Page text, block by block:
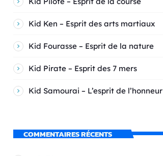
Kid Ken – Esprit des arts martiaux
Kid Fourasse – Esprit de la nature
Kid Pirate – Esprit des 7 mers
Kid Samourai – L’esprit de l’honneur
COMMENTAIRES RÉCENTS